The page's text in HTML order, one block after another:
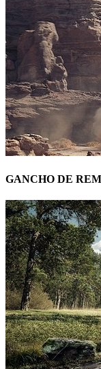
GANCHO DE